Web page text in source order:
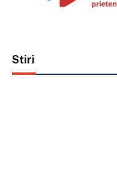
Stiri